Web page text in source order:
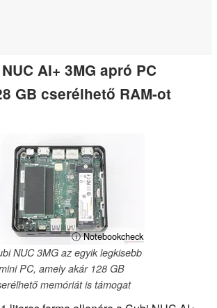
AI+ 3MG apró PC
GB cserélhető RAM-ot
ⓘ Notebookcheck
NUC 3MG az egyik legkisebb
PC, amely akár 128 GB
memóriát is támogat